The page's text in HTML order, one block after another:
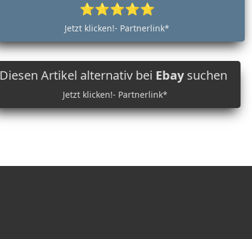
⭐⭐⭐⭐⭐
Jetzt klicken!- Partnerlink*
Diesen Artikel alternativ bei Ebaysuchen
Jetzt klicken!- Partnerlink*